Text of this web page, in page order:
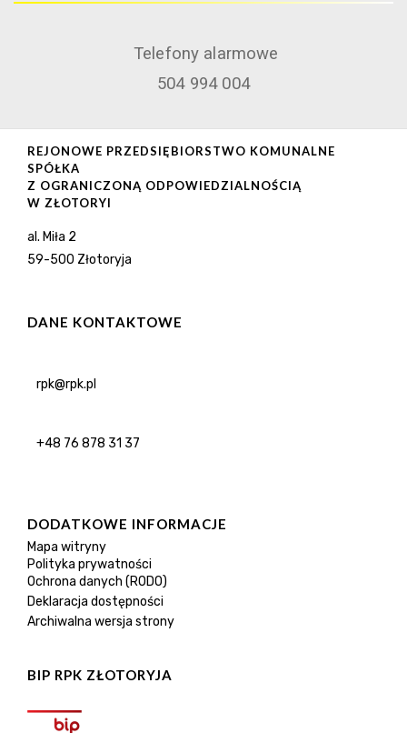
Telefony alarmowe
504 994 004
REJONOWE PRZEDSIĘBIORSTWO KOMUNALNE
SPÓŁKA
Z OGRANICZONĄ ODPOWIEDZIALNOŚCIĄ
W ZŁOTORYI
al. Miła 2
59-500 Złotoryja
DANE KONTAKTOWE
rpk@rpk.pl
+48 76 878 31 37
DODATKOWE INFORMACJE
Mapa witryny
Polityka prywatności
Ochrona danych (RODO)
Deklaracja dostępności
Archiwalna wersja strony
BIP RPK ZŁOTORYJA